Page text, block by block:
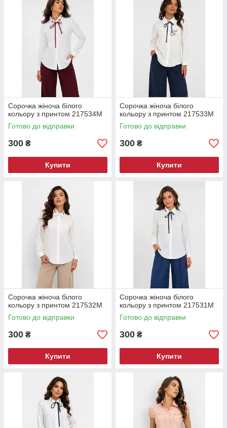
Сорочка жіноча білого
кольору з принтом 217534M
Готово до відправки
300 ₴
Купити
Сорочка жіноча білого
кольору з принтом 217533M
Готово до відправки
300 ₴
Купити
Сорочка жіноча білого
кольору з принтом 217532M
Готово до відправки
300 ₴
Купити
Сорочка жіноча білого
кольору з принтом 217531M
Готово до відправки
300 ₴
Купити